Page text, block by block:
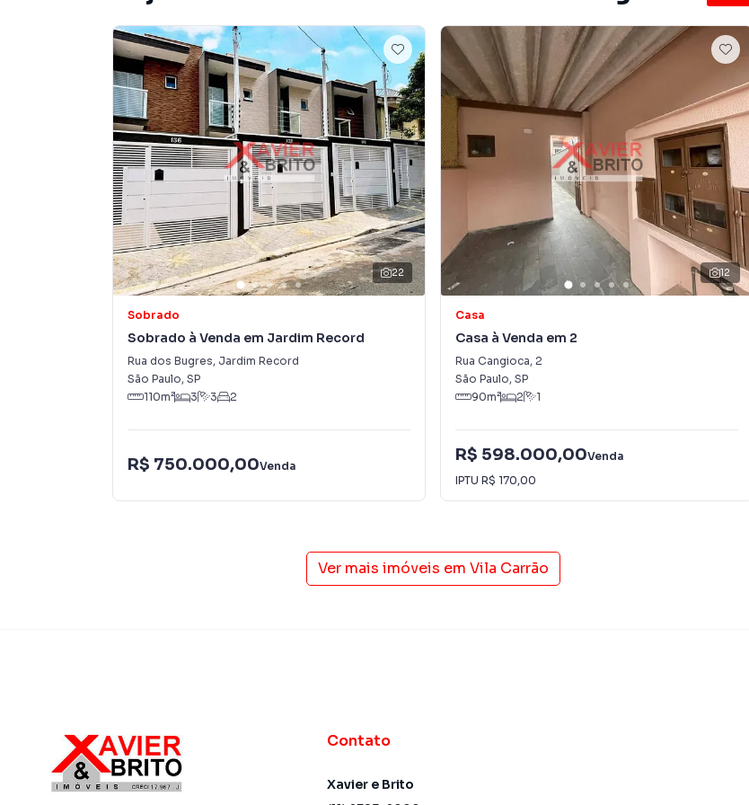
imóveis em diversas cidades do Brasil, incluindo São Paulo.
Na Imobiliária Xavier e Brito você consegue vender ou alugar seu imóvel muito mais rápido do que em
imobiliárias tradicionais. Já vendemos e locamos diversos imóveis em São Paulo, especialmente em
Vila Carrão. Isso porque temos uma equipe de marketing digital focada em produzir campanhas
específicas para São Paulo, o que aumenta muito o número de contatos interessados e tendo como
consequência uma maior chance de vender ou alugar seu imóvel mais rápido. Contamos também com
um time de programadores, corretores treinados e uma central de atendimento preparada para
atender proprietários e inquilinos.
22
Sobrado
Sobrado à Venda em Jardim Record
Rua dos Bugres, Jardim Record
São Paulo, SP
110m² 3 3 2
R$ 750.000,00Venda
12
Casa
Casa à Venda em 2
Rua Cangioca, 2
São Paulo, SP
90m² 2 1
R$ 598.000,00Venda
IPTU R$ 170,00
Ver mais imóveis em Vila Carrão
Contato
Xavier e Brito